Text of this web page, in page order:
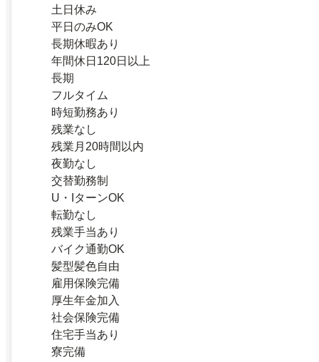
土日休み
平日のみOK
長期休暇あり
年間休日120日以上
長期
フルタイム
時短勤務あり
残業なし
残業月20時間以内
夜勤なし
交替勤務制
U・IターンOK
転勤なし
残業手当あり
バイク通勤OK
髪型髪色自由
雇用保険完備
厚生年金加入
社会保険完備
住宅手当あり
寮完備